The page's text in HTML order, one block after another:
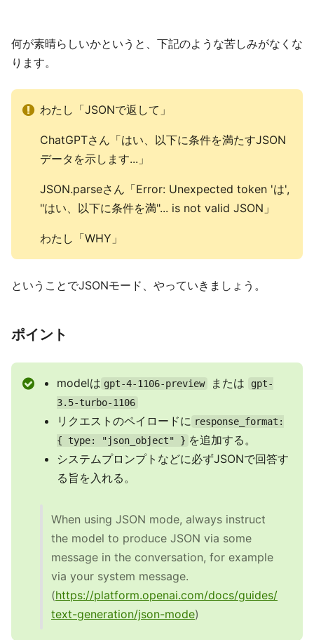
何が素晴らしいかというと、下記のような苦しみがなくな
ります。
わたし「JSONで返して」
ChatGPTさん「はい、以下に条件を満たすJSON
データを示します...」
JSON.parseさん「Error: Unexpected token 'は',
"はい、以下に条件を満"... is not valid JSON」
わたし「WHY」
ということでJSONモード、やっていきましょう。
ポイント
modelは gpt-4-1106-preview または
gpt-
3.5-turbo-1106
リクエストのペイロードに response_format:
{ type: "json_object" } を追加する。
システムプロンプトなどに必ずJSONで回答す
る旨を入れる。
When using JSON mode, always instruct
the model to produce JSON via some
message in the conversation, for example
via your system message.
(https://platform.openai.com/docs/guides/
text-generation/json-mode)